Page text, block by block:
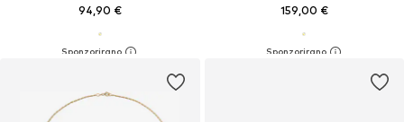
94,90 € 159,00 €